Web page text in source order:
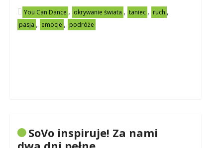
You Can Dance , okrywanie świata , taniec , ruch ,
pasja , emocje , podróże
SoVo inspiruje! Za nami